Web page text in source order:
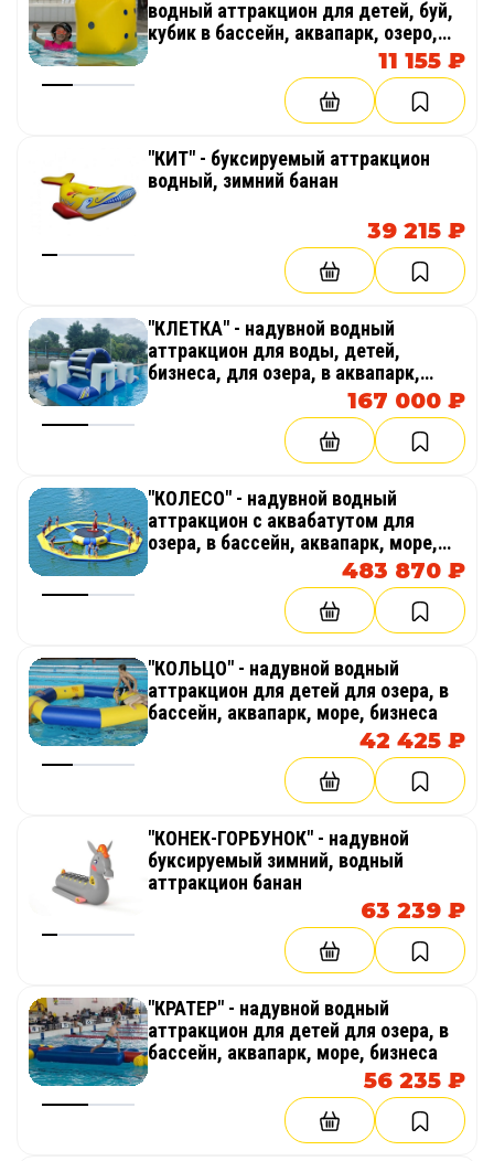
водный аттракцион для детей, буй,
кубик в бассейн, аквапарк, озеро,
11 155 ₽
"КИТ" - буксируемый аттракцион
водный, зимний банан
39 215 ₽
"КЛЕТКА" - надувной водный
аттракцион для воды, детей,
бизнеса, для озера, в аквапарк,
167 000 ₽
"КОЛЕСО" - надувной водный
аттракцион с аквабатутом для
озера, в бассейн, аквапарк, море,
483 870 ₽
"КОЛЬЦО" - надувной водный
аттракцион для детей для озера, в
бассейн, аквапарк, море, бизнеса
42 425 ₽
"КОНЕК-ГОРБУНОК" - надувной
буксируемый зимний, водный
аттракцион банан
63 239 ₽
"КРАТЕР" - надувной водный
аттракцион для детей для озера, в
бассейн, аквапарк, море, бизнеса
56 235 ₽